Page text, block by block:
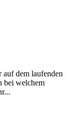
dem laufenden
bei welchem